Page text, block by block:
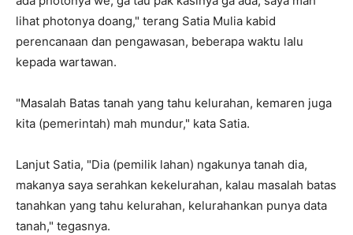
lihat photonya doang," terang Satia Mulia kabid
perencanaan dan pengawasan, beberapa waktu lalu
kepada wartawan.
"Masalah Batas tanah yang tahu kelurahan, kemaren juga
kita (pemerintah) mah mundur," kata Satia.
Lanjut Satia, "Dia (pemilik lahan) ngakunya tanah dia,
makanya saya serahkan kekelurahan, kalau masalah batas
tanahkan yang tahu kelurahan, kelurahankan punya data
tanah," tegasnya.